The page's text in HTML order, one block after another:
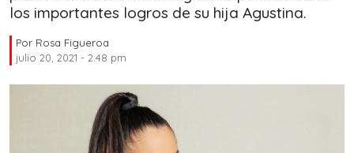
los importantes logros de su hija Agustina.
Por Rosa Figueroa
julio 20, 2021 - 2:48 pm